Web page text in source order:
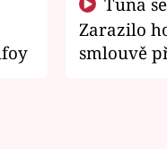
Zarazilo
smlouvě